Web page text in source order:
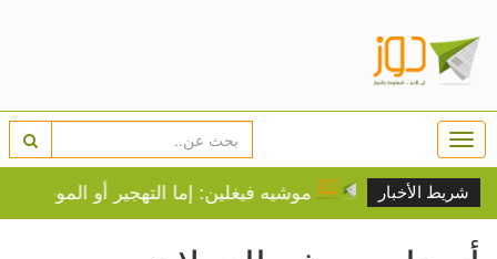
شريط الأخبار
عادية موشيه فيغلين: إما التهجير أو الموت عطشا